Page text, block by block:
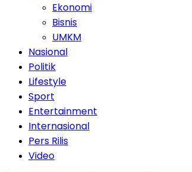
Ekonomi
Bisnis
UMKM
Nasional
Politik
Lifestyle
Sport
Entertainment
Internasional
Pers Rilis
Video